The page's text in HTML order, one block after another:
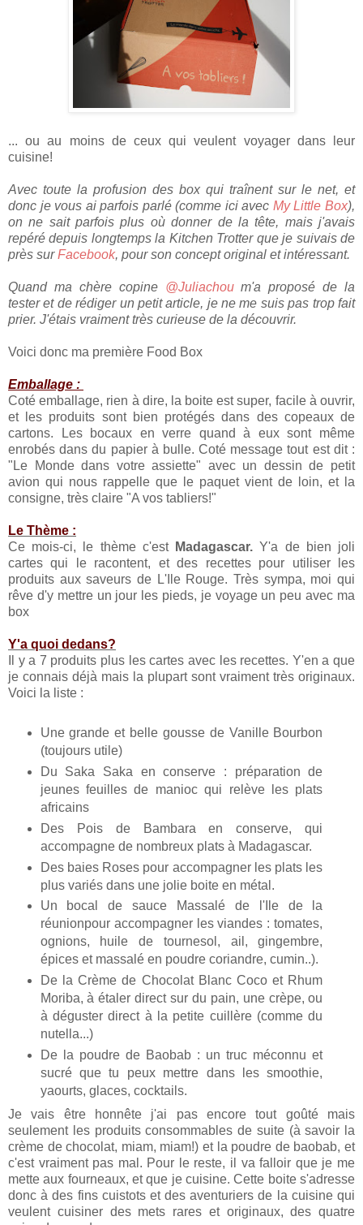
... ou au moins de ceux qui veulent voyager dans leur
cuisine!
Avec toute la profusion des box qui traînent sur le net, et
donc je vous ai parfois parlé (comme ici avec My Little Box),
on ne sait parfois plus où donner de la tête, mais j'avais
repéré depuis longtemps la Kitchen Trotter que je suivais de
près surFacebook, pour son concept original et intéressant.
Quand ma chère copine @Juliachoum'a proposé de la
tester et de rédiger un petit article, je ne me suis pas trop fait
prier. J'étais vraiment très curieuse de la découvrir.
Voici donc ma première Food Box
Emballage :
Coté emballage, rien à dire, la boite est super, facile à ouvrir,
et les produits sont bien protégés dans des copeaux de
cartons. Les bocaux en verre quand à eux sont même
enrobés dans du papier à bulle. Coté message tout est dit :
"Le Monde dans votre assiette" avec un dessin de petit
avion qui nous rappelle que le paquet vient de loin, et la
consigne, très claire "A vos tabliers!"
Le Thème :
Ce mois-ci, le thème c'est Madagascar. Y'a de bien joli
cartes qui le racontent, et des recettes pour utiliser les
produits aux saveurs de L'Ile Rouge. Très sympa, moi qui
rêve d'y mettre un jour les pieds, je voyage un peu avec ma
box
Y'a quoi dedans?
Il y a 7 produits plus les cartes avec les recettes. Y'en a que
je connais déjà mais la plupart sont vraiment très originaux.
Voici la liste :
Une grande et belle gousse de Vanille Bourbon
(toujours utile)
Du Saka Saka en conserve : préparation de
jeunes feuilles de manioc qui relève les plats
africains
Des Pois de Bambara en conserve, qui
accompagne de nombreux plats à Madagascar.
Des baies Roses pour accompagner les plats les
plus variés dans une jolie boite en métal.
Un bocal de sauce Massalé de l'Ile de la
réunionpour accompagner les viandes : tomates,
ognions, huile de tournesol, ail, gingembre,
épices et massalé en poudre coriandre, cumin..).
De la Crème de Chocolat Blanc Coco et Rhum
Moriba, à étaler direct sur du pain, une crèpe, ou
à déguster direct à la petite cuillère (comme du
nutella...)
De la poudre de Baobab : un truc méconnu et
sucré que tu peux mettre dans les smoothie,
yaourts, glaces, cocktails.
Je vais être honnête j'ai pas encore tout goûté mais
seulement les produits consommables de suite (à savoir la
crème de chocolat, miam, miam!) et la poudre de baobab, et
c'est vraiment pas mal. Pour le reste, il va falloir que je me
mette aux fourneaux, et que je cuisine. Cette boite s'adresse
donc à des fins cuistots et des aventuriers de la cuisine qui
veulent cuisiner des mets rares et originaux, des quatre